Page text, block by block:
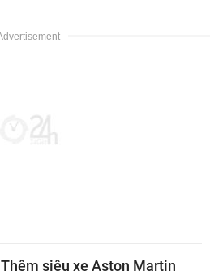
Thêm siêu xe Aston Martin